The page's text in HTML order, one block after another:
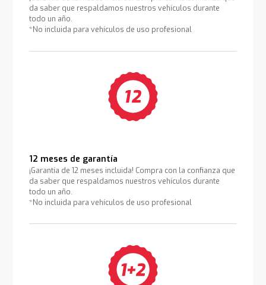
da saber que respaldamos nuestros vehículos durante
todo un año.
*No incluida para vehículos de uso profesional
12 meses de garantía
¡Garantía de 12 meses incluida! Compra con la confianza que
da saber que respaldamos nuestros vehículos durante
todo un año.
*No incluida para vehículos de uso profesional